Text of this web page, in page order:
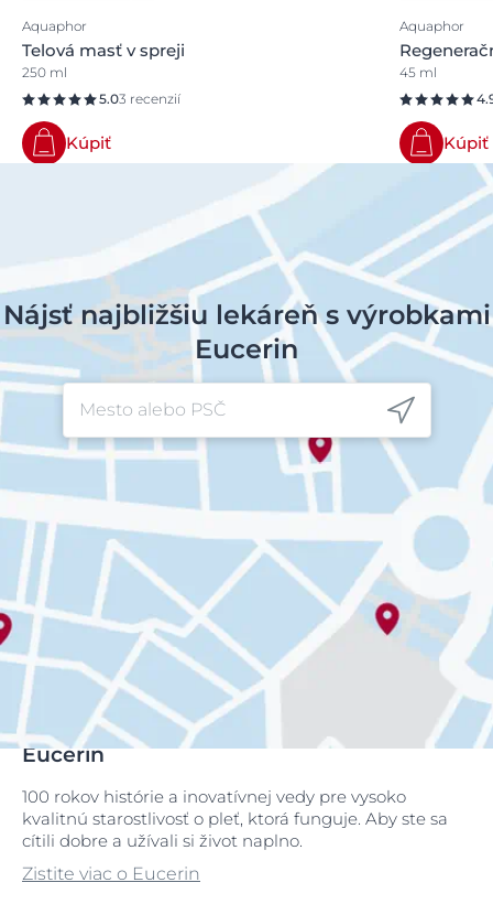
Aquaphor
Telová masť v spreji
250 ml
5.03 recenzií
Kúpiť
Aquaphor
45 ml
Kúpiť
Nájsť najbližšiu lekáreň s výrobkami
Eucerin
Eucerin
100 rokov histórie a inovatívnej vedy pre vysoko
kvalitnú starostlivosť o pleť, ktorá funguje. Aby ste sa
cítili dobre a užívali si život naplno.
Zistite viac o Eucerin